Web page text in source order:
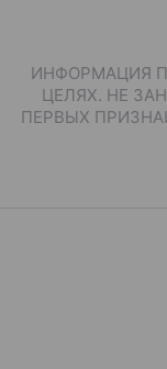
ИНФОРМАЦИЯ
ЦЕЛЯХ. НЕ
ПЕРВЫХ